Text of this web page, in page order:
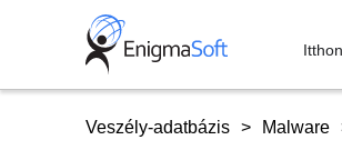
Itthon
Veszély-adatbázis Malware